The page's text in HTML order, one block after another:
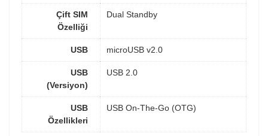
Çift SIM
Özelliği
Dual Standby
USB microUSB v2.0
USB
(Versiyon)
USB 2.0
USB
Özellikleri
USB On-The-Go (OTG)